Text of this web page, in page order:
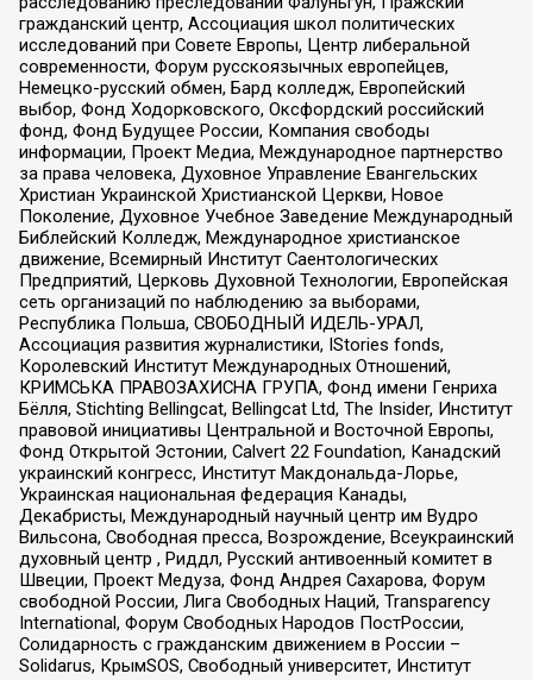
гражданский центр, Ассоциация школ политических
исследований при Совете Европы, Центр либеральной
современности, Форум русскоязычных европейцев,
Немецко-русский обмен, Бард колледж, Европейский
выбор, Фонд Ходорковского, Оксфордский российский
фонд, Фонд Будущее России, Компания свободы
информации, Проект Медиа, Международное партнерство
за права человека, Духовное Управление Евангельских
Христиан Украинской Христианской Церкви, Новое
Поколение, Духовное Учебное Заведение Международный
Библейский Колледж, Международное христианское
движение, Всемирный Институт Саентологических
Предприятий, Церковь Духовной Технологии, Европейская
сеть организаций по наблюдению за выборами,
Республика Польша, СВОБОДНЫЙ ИДЕЛЬ-УРАЛ,
Ассоциация развития журналистики, IStories fonds,
Королевский Институт Международных Отношений,
КРИМСЬКА ПРАВОЗАХИСНА ГРУПА, Фонд имени Генриха
Бёлля, Stichting Bellingcat, Bellingcat Ltd, The Insider, Институт
правовой инициативы Центральной и Восточной Европы,
Фонд Открытой Эстонии, Calvert 22 Foundation, Канадский
украинский конгресс, Институт Макдональда-Лорье,
Украинская национальная федерация Канады,
Декабристы, Международный научный центр им Вудро
Вильсона, Свободная пресса, Возрождение, Всеукраинский
духовный центр , Риддл, Русский антивоенный комитет в
Швеции, Проект Медуза, Фонд Андрея Сахарова, Форум
свободной России, Лига Свободных Наций, Transparеncy
International, Форум Свободных Народов ПостРоссии,
Солидарность с гражданским движением в России –
Solidarus, КрымSOS, Свободный университет, Институт